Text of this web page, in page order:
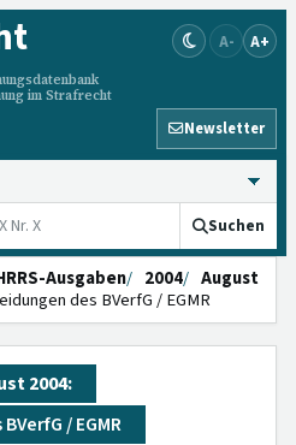
im Strafrecht
A- A+
Newsletter
Suchen
Ausgaben 2004
August
des BVerfG / EGMR
2004:
/ EGMR